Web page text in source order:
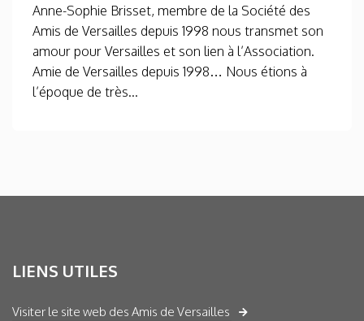
Anne-Sophie Brisset, membre de la Société des
Amis de Versailles depuis 1998 nous transmet son
amour pour Versailles et son lien à l’Association.
Amie de Versailles depuis 1998… Nous étions à
l’époque de très...
LIENS UTILES
Visiter le site web des Amis de Versailles